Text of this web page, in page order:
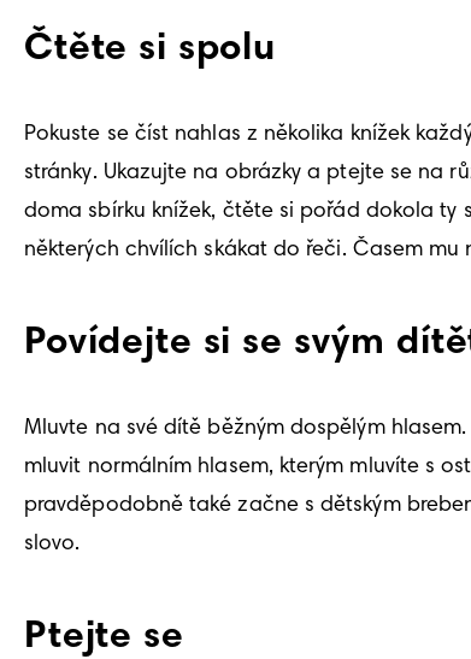
Čtěte si spolu
Pokuste se číst nahlas z několika knížek
stránky. Ukazujte na obrázky a ptejte se na
doma sbírku knížek, čtěte si pořád dokola ty
některých chvílích skákat do řeči. Časem
Povídejte si se svým
Mluvte na své dítě běžným dospělým
mluvit normálním hlasem, kterým mluvíte s
pravděpodobně také začne s dětským
slovo.
Ptejte se